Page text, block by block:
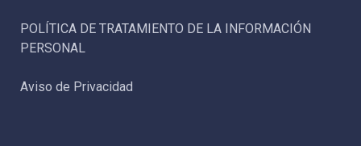
POLÍTICA DE TRATAMIENTO DE LA INFORMACIÓN
PERSONAL
Aviso de Privacidad